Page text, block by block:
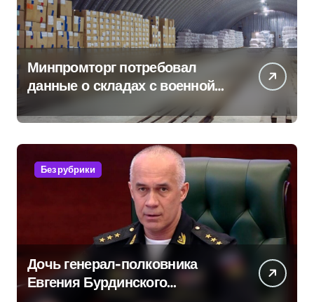
Минпромторг потребовал
данные о складах с военной
продукцией: предприятия
обратились в СК
Без рубрики
Дочь генерал-полковника
Евгения Бурдинского